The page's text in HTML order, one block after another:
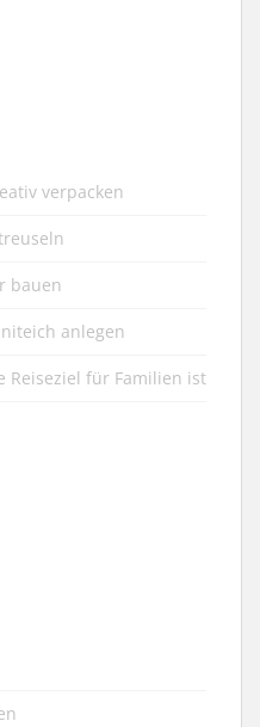
verpacken
bauen
anlegen
Reiseziel für Familien ist